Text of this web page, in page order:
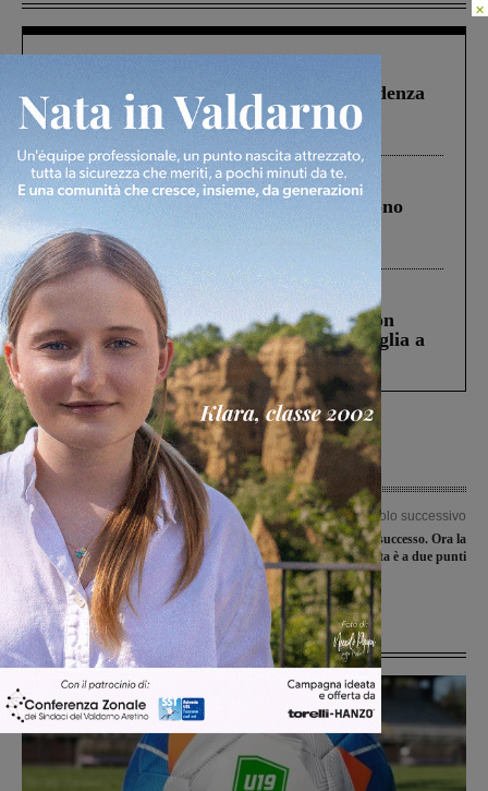
Piscina di Figline finanziata oltre la scadenza
Pnrr, il gruppo di Fratelli d’Italia: “Un
ringraziamento al Governo”
Cronaca 4 Agosto 2026
Un anno fa la strage in A1 in cui morirono
Gianni, Giulia e Franco. Lo schianto, il
processo, lo stop ai sorpassi fra tir....
Cronaca 3 Agosto 2026
Scomparso da una struttura di Castiglion
Fiorentino l’uomo che aveva ucciso la figlia a
Levane nel 2020
Articolo precedente
Addio Pirelli, la fine di un’epoca:
anno nuovo, insegna nuova. Ecco
quella azzurra di Bekaert
Articolo successivo
Aquila, ecco il quinto successo. Ora la
vetta è a due punti
Ultime Notizie
×